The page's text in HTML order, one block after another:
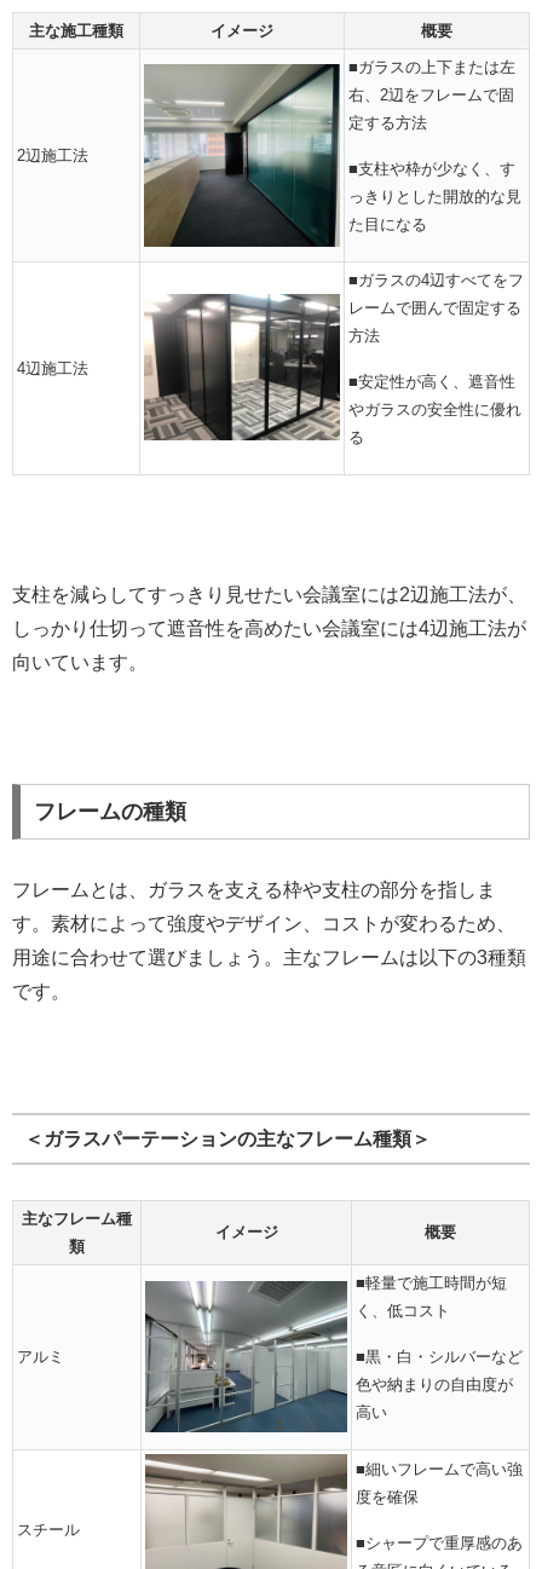
主な施工種類 イメージ 概要
2辺施工法
■ガラスの上下または左
右、2辺をフレームで固
定する方法
■支柱や枠が少なく、す
っきりとした開放的な見
た目になる
4辺施工法
■ガラスの4辺すべてをフ
レームで囲んで固定する
方法
■安定性が高く、遮音性
やガラスの安全性に優れ
る
支柱を減らしてすっきり見せたい会議室には2辺施工法が、
しっかり仕切って遮音性を高めたい会議室には4辺施工法が
向いています。
フレームの種類
フレームとは、ガラスを支える枠や支柱の部分を指しま
す。素材によって強度やデザイン、コストが変わるため、
用途に合わせて選びましょう。主なフレームは以下の3種類
です。
＜ガラスパーテーションの主なフレーム種類＞
主なフレーム種
類
イメージ 概要
アルミ
■軽量で施工時間が短
く、低コスト
■黒・白・シルバーなど
色や納まりの自由度が
高い
スチール
■細いフレームで高い強
度を確保
■シャープで重厚感のあ